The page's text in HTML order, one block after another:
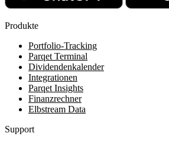
Produkte
Portfolio-Tracking
Parqet Terminal
Dividendenkalender
Integrationen
Parqet Insights
Finanzrechner
Elbstream Data
Support